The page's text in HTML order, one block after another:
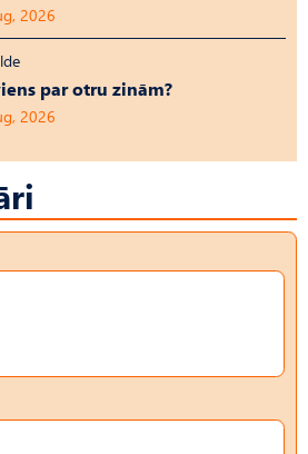
2026
par otru zinām?
2026